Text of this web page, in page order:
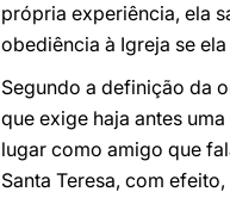
própria experiência, ela
obediência à Igreja se
Segundo a definição da
que exige haja antes
lugar como amigo que
Santa Teresa, com